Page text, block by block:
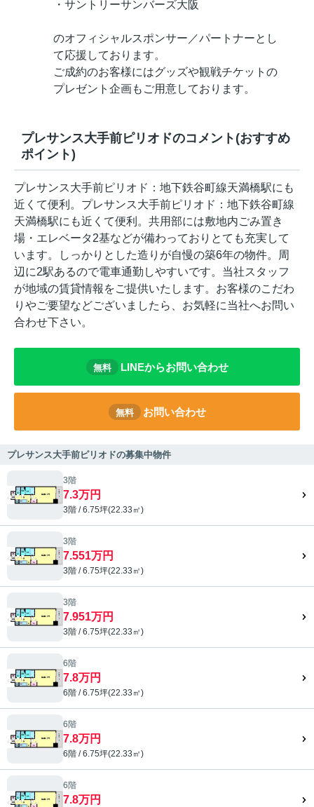
・サントリーサンバーズ大阪
のオフィシャルスポンサー／パートナーとし
て応援しております。
ご成約のお客様にはグッズや観戦チケットの
プレゼント企画もご用意しております。
プレサンス大手前ピリオドのコメント(おすすめ
ポイント)
プレサンス大手前ピリオド：地下鉄谷町線天満橋駅にも
近くて便利。プレサンス大手前ピリオド：地下鉄谷町線
天満橋駅にも近くて便利。共用部には敷地内ごみ置き
場・エレベータ2基などが備わっておりとても充実して
います。しっかりとした造りが自慢の築6年の物件。周
辺に2駅あるので電車通勤しやすいです。当社スタッフ
が地域の賃貸情報をご提供いたします。お客様のこだわ
りやご要望などございましたら、お気軽に当社へお問い
合わせ下さい。
無料 LINEからお問い合わせ
無料 お問い合わせ
プレサンス大手前ピリオドの募集中物件
3階
7.3万円
3階 / 6.75坪(22.33㎡)
3階
7.551万円
3階 / 6.75坪(22.33㎡)
3階
7.951万円
3階 / 6.75坪(22.33㎡)
6階
7.8万円
6階 / 6.75坪(22.33㎡)
6階
7.8万円
6階 / 6.75坪(22.33㎡)
6階
7.8万円